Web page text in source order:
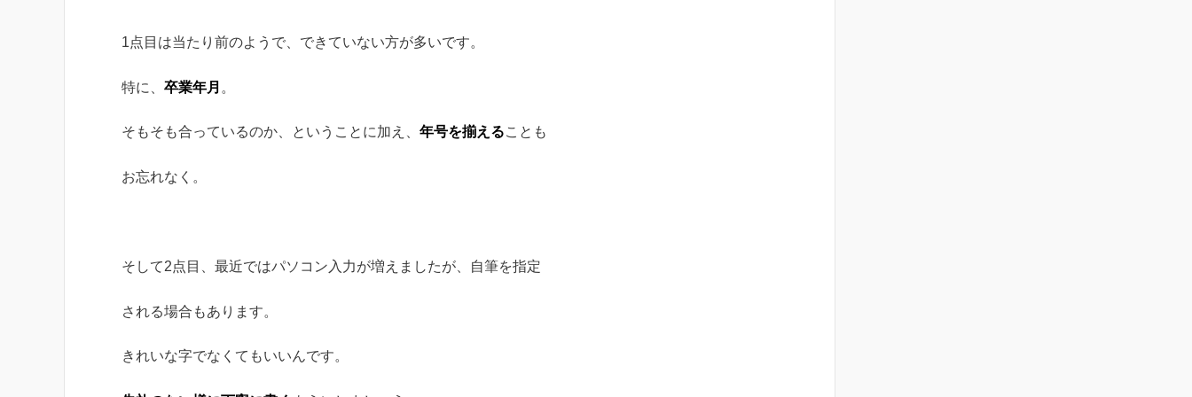
1点目は当たり前のようで、できていない方が多いです。
特に、 卒業年月 。
そもそも合っているのか、ということに加え、 年号を揃えることも
お忘れなく。
そして2点目、最近ではパソコン入力が増えましたが、自筆を指定
される場合もあります。
きれいな字でなくてもいいんです。